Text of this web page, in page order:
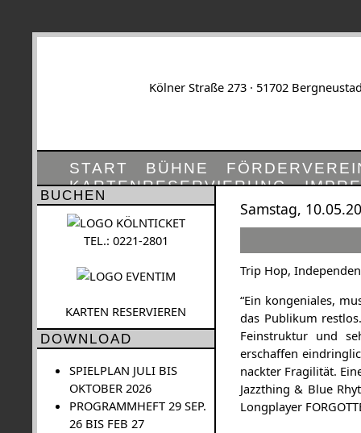
Kölner Straße 273 · 51702
START BÜHNE
KARTENRESERVIERUNG
BUCHEN
TEL.: 0221-2801
KARTEN RESERVIEREN
DOWNLOAD
SPIELPLAN JULI BIS
OKTOBER 2026
PROGRAMMHEFT 29 SEP.
26 BIS FEB 27
Samstag,
Trip Hop,
“Ein kongeniales,
das Publikum
Feinstruktur und
erschaffen
nackter Fragilität.
Jazzthing & Blue
Longplayer